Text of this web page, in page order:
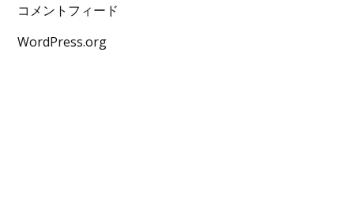
コメントフィード
WordPress.org